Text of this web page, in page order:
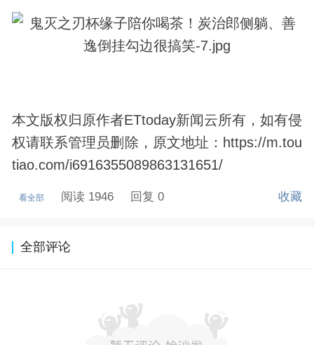
本文版权归原作者ETtoday新闻云所有，如有侵
权请联系管理员删除，原文地址：https://m.tou
tiao.com/i6916355089863131651/
看全部 阅读 1946 回复 0 收藏
全部评论